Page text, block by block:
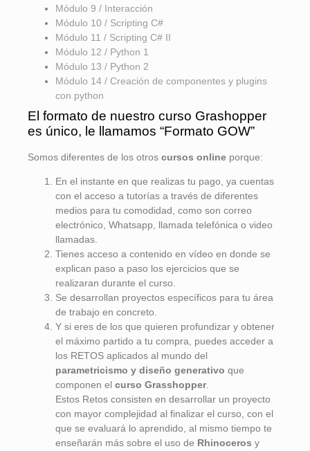
Módulo 9 / Interacción
Módulo 10 / Scripting C#
Módulo 11 / Scripting C# II
Módulo 12 / Python 1
Módulo 13 / Python 2
Módulo 14 / Creación de componentes y plugins
con python
El formato de nuestro curso Grashopper
es único, le llamamos “Formato GOW”
Somos diferentes de los otros cursos online porque:
En el instante en que realizas tu pago, ya cuentas
con el acceso a tutorías a través de diferentes
medios para tu comodidad, como son correo
electrónico, Whatsapp, llamada telefónica o video
llamadas.
Tienes acceso a contenido en vídeo en donde se
explican paso a paso los ejercicios que se
realizaran durante el curso.
Se desarrollan proyectos específicos para tu área
de trabajo en concreto.
Y si eres de los que quieren profundizar y obtener
el máximo partido a tu compra, puedes acceder a
los RETOS aplicados al mundo del
parametricismo y diseño generativo que
componen el curso Grasshopper.
Estos Retos consisten en desarrollar un proyecto
con mayor complejidad al finalizar el curso, con el
que se evaluará lo aprendido, al mismo tiempo te
enseñarán más sobre el uso de Rhinoceros y